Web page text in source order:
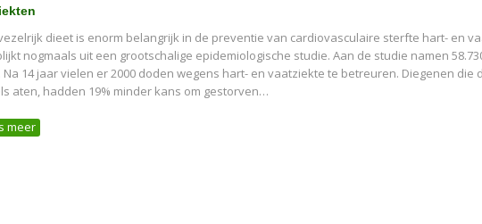
dieet is enorm belangrijk in de preventie van cardiovasculaire sterfte hart- en
nogmaals uit een grootschalige epidemiologische studie. Aan de studie namen
Na 14 jaar vielen er 2000 doden wegens hart- en vaatziekte te betreuren. Diegenen die
aten, hadden 19% minder kans om gestorven…
meer